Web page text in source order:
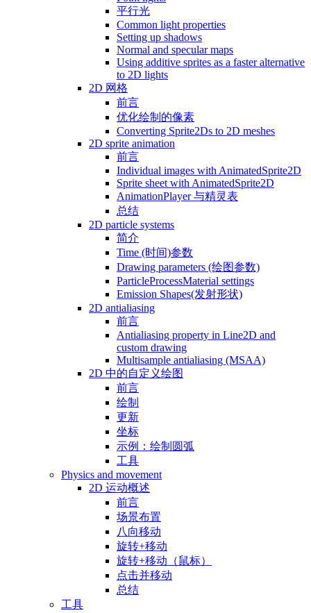
平行光
Common light properties
Setting up shadows
Normal and specular maps
Using additive sprites as a faster alternative
to 2D lights
2D 网格
前言
优化绘制的像素
Converting Sprite2Ds to 2D meshes
2D sprite animation
前言
Individual images with AnimatedSprite2D
Sprite sheet with AnimatedSprite2D
AnimationPlayer 与精灵表
总结
2D particle systems
简介
Time (时间)参数
Drawing parameters (绘图参数)
ParticleProcessMaterial settings
Emission Shapes(发射形状)
2D antialiasing
前言
Antialiasing property in Line2D and
custom drawing
Multisample antialiasing (MSAA)
2D 中的自定义绘图
前言
绘制
更新
坐标
示例：绘制圆弧
工具
Physics and movement
2D 运动概述
前言
场景布置
八向移动
旋转+移动
旋转+移动（鼠标）
点击并移动
总结
工具